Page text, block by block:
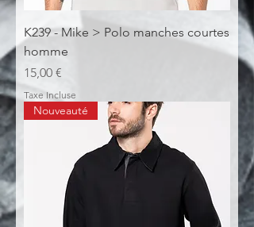
K239 - Mike > Polo manches courtes
homme
Prix
15,00 €
Taxe Incluse
Nouveauté